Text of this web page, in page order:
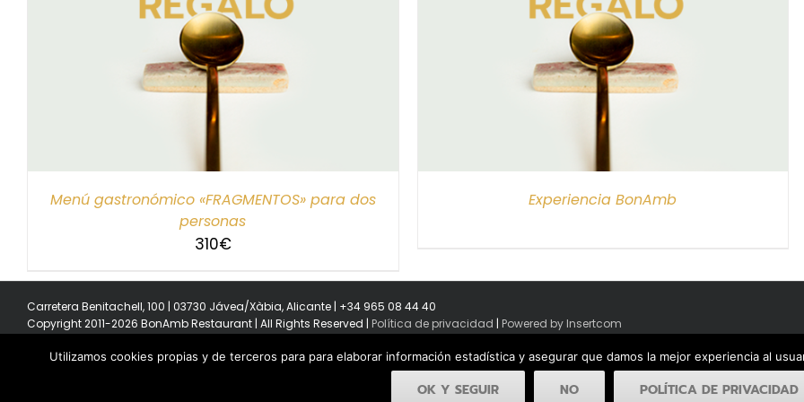
Menú gastronómico «FRAGMENTOS» para dos
personas
310€
SELECCIONAR IMPORTE
Experiencia BonAmb
Carretera Benitachell, 100 | 03730 Jávea/Xàbia, Alicante | +34 965 08 44 40
Copyright 2011-2026 BonAmb Restaurant | All Rights Reserved | Política de privacidad | Powered by Insertcom
Utilizamos cookies propias y de terceros para para elaborar información estadística y asegurar que damos la mejor experiencia al
OK Y SEGUIR NO POLÍTICA DE PRIVACIDAD